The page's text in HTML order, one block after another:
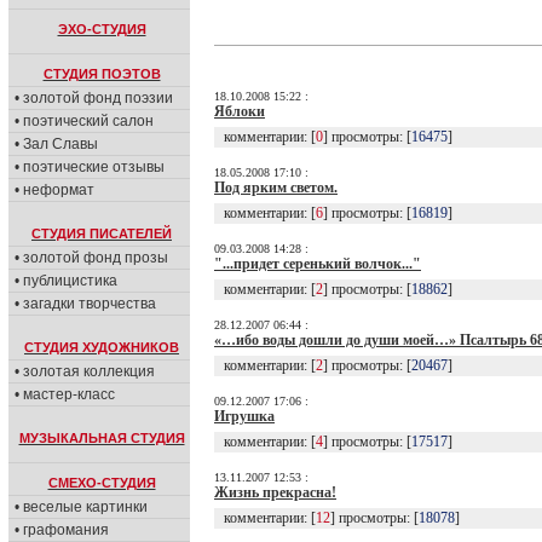
ЭХО-СТУДИЯ
СТУДИЯ ПОЭТОВ
• золотой фонд поэзии
• поэтический салон
• Зал Славы
• поэтические отзывы
• неформат
СТУДИЯ ПИСАТЕЛЕЙ
• золотой фонд прозы
• публицистика
• загадки творчества
СТУДИЯ ХУДОЖНИКОВ
• золотая коллекция
• мастер-класс
МУЗЫКАЛЬНАЯ СТУДИЯ
СМЕХО-СТУДИЯ
• веселые картинки
• графомания
18.10.2008 15:22 :
Яблоки
комментарии: [0] просмотры: [16475]
18.05.2008 17:10 :
Под ярким светом.
комментарии: [6] просмотры: [16819]
09.03.2008 14:28 :
"...придет серенький волчок..."
комментарии: [2] просмотры: [18862]
28.12.2007 06:44 :
«…ибо воды дошли до души моей…» Псалтырь
комментарии: [2] просмотры: [20467]
09.12.2007 17:06 :
Игрушка
комментарии: [4] просмотры: [17517]
13.11.2007 12:53 :
Жизнь прекрасна!
комментарии: [12] просмотры: [18078]